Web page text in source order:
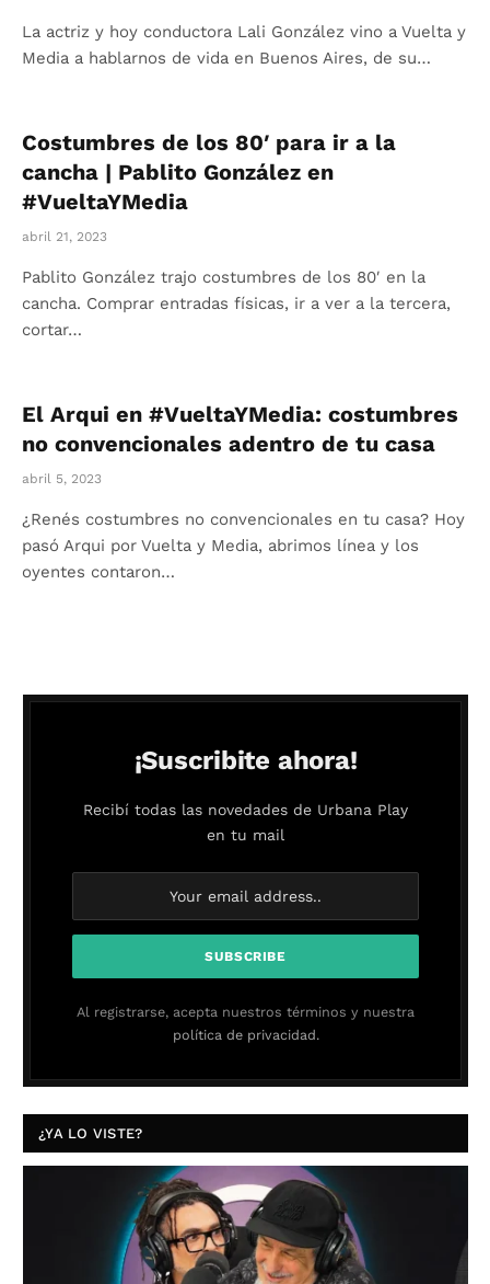
La actriz y hoy conductora Lali González vino a Vuelta y
Media a hablarnos de vida en Buenos Aires, de su…
Costumbres de los 80′ para ir a la
cancha | Pablito González en
#VueltaYMedia
abril 21, 2023
Pablito González trajo costumbres de los 80′ en la
cancha. Comprar entradas físicas, ir a ver a la tercera,
cortar…
El Arqui en #VueltaYMedia: costumbres
no convencionales adentro de tu casa
abril 5, 2023
¿Renés costumbres no convencionales en tu casa? Hoy
pasó Arqui por Vuelta y Media, abrimos línea y los
oyentes contaron…
¡Suscribite ahora!
Recibí todas las novedades de Urbana Play
en tu mail
Al registrarse, acepta nuestros términos y nuestra
política de privacidad.
¿YA LO VISTE?